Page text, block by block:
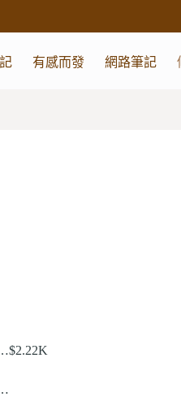
有感而發 網路筆記